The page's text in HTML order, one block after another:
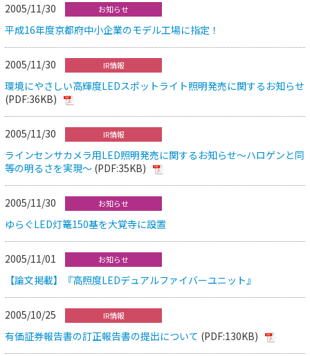
2005/11/30 お知らせ
平成16年度京都府中小企業のモデル工場に指定！
2005/11/30 IR情報
環境にやさしい高輝度LEDスポットライト照明発売に関するお知らせ
(PDF:36KB)
2005/11/30 IR情報
ラインセンサカメラ用LED照明発売に関するお知らせ～ハロゲンと同
等の明るさを実現～ (PDF:35KB)
2005/11/30 お知らせ
ゆらぐLED灯篭150基を大覚寺に設置
2005/11/01 お知らせ
【論文掲載】『高照度LEDデュアルファイバーユニット』
2005/10/25 IR情報
有価証券報告書の訂正報告書の提出について (PDF:130KB)